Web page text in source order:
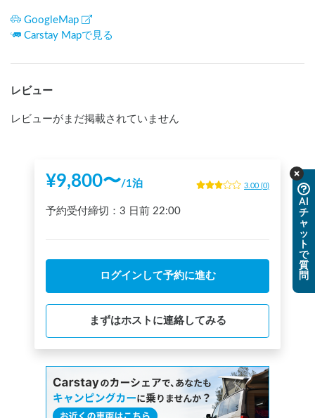
GoogleMap
Carstay Mapで見る
レビュー
レビューがまだ掲載されていません
¥9,800〜/1泊 3.00 (0)
予約受付締切： 3 日前 22:00
ログインして予約に進む
まずはホストに連絡してみる
AI
チ
ャ
ッ
ト
で
質
問